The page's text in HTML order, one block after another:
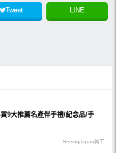
Tweet LINE
9大推薦名產伴手禮/紀念品/手
SeeingJapan員工